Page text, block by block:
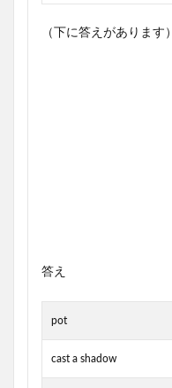
（下に答えがあります）
答え
pot
cast a shadow